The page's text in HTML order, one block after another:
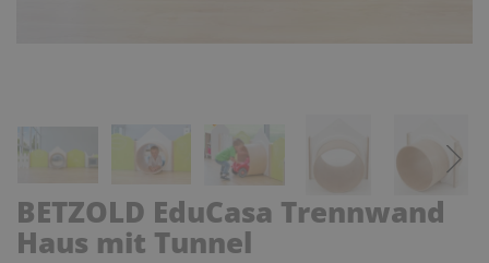
BETZOLD EduCasa Trennwand
Haus mit Tunnel